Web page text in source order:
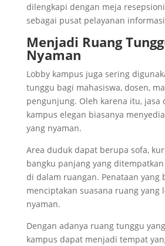
dilengkapi dengan meja
sebagai pusat pelayanan
Menjadi Ruang
Nyaman
Lobby kampus juga sering
tunggu bagi mahasiswa, dosen,
pengunjung. Oleh karena itu, jasa
kampus elegan biasanya
yang nyaman.
Area duduk dapat berupa sofa,
bangku panjang yang
di dalam ruangan. Penataan yang
menciptakan suasana ruang yang
nyaman.
Dengan adanya ruang tunggu
kampus dapat menjadi tempat